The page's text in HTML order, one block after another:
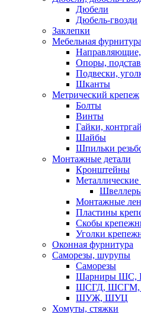
Дюбели
Дюбель-гвозди
Заклепки
Мебельная фурнитура
Опоры,
Подвески,
Шканты
Метрический крепеж
Болты
Винты
Гайки,
Шайбы
Шпильки
Монтажные детали
Кронштейны
Монтажные
Пластины
Скобы
Уголки
Оконная фурнитура
Саморезы, шурупы
Саморезы
Шарниры
ШСГД,
ШУЖ, ШУЦ
Хомуты, стяжки